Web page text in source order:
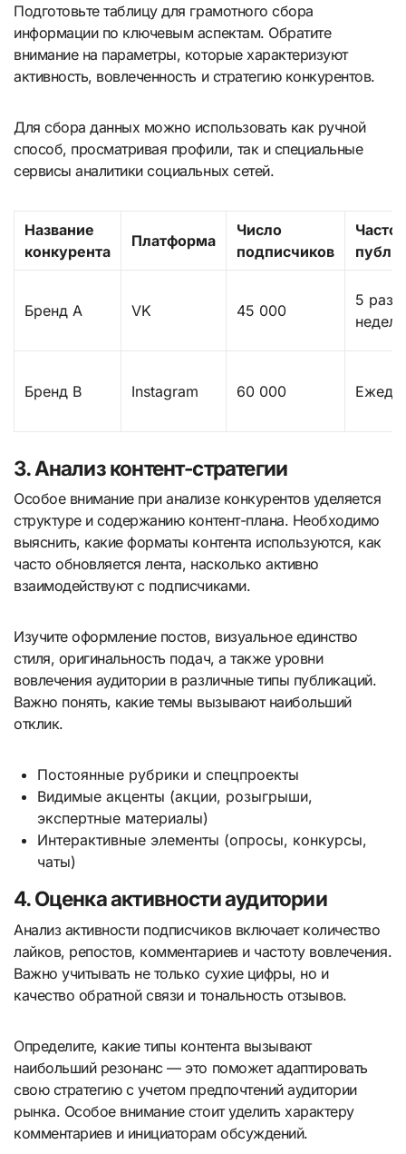
Подготовьте таблицу для грамотного сбора
информации по ключевым аспектам. Обратите
внимание на параметры, которые характеризуют
активность, вовлеченность и стратегию конкурентов.
Для сбора данных можно использовать как ручной
способ, просматривая профили, так и специальные
сервисы аналитики социальных сетей.
Название
конкурента
Платформа
Число
подписчиков
Бренд А VK 45 000
5 раз в
Бренд B Instagram 60 000
3. Анализ контент-стратегии
Особое внимание при анализе конкурентов уделяется
структуре и содержанию контент-плана. Необходимо
выяснить, какие форматы контента используются, как
часто обновляется лента, насколько активно
взаимодействуют с подписчиками.
Изучите оформление постов, визуальное единство
стиля, оригинальность подач, а также уровни
вовлечения аудитории в различные типы публикаций.
Важно понять, какие темы вызывают наибольший
отклик.
Постоянные рубрики и спецпроекты
Видимые акценты (акции, розыгрыши,
экспертные материалы)
Интерактивные элементы (опросы, конкурсы,
чаты)
4. Оценка активности аудитории
Анализ активности подписчиков включает количество
лайков, репостов, комментариев и частоту вовлечения.
Важно учитывать не только сухие цифры, но и
качество обратной связи и тональность отзывов.
Определите, какие типы контента вызывают
наибольший резонанс — это поможет адаптировать
свою стратегию с учетом предпочтений аудитории
рынка. Особое внимание стоит уделить характеру
комментариев и инициаторам обсуждений.